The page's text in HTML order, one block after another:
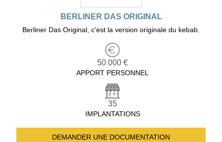
BERLINER DAS ORIGINAL
Berliner Das Original, c'est la version originale du kebab.
50 000 €
APPORT PERSONNEL
35
IMPLANTATIONS
DEMANDER UNE DOCUMENTATION